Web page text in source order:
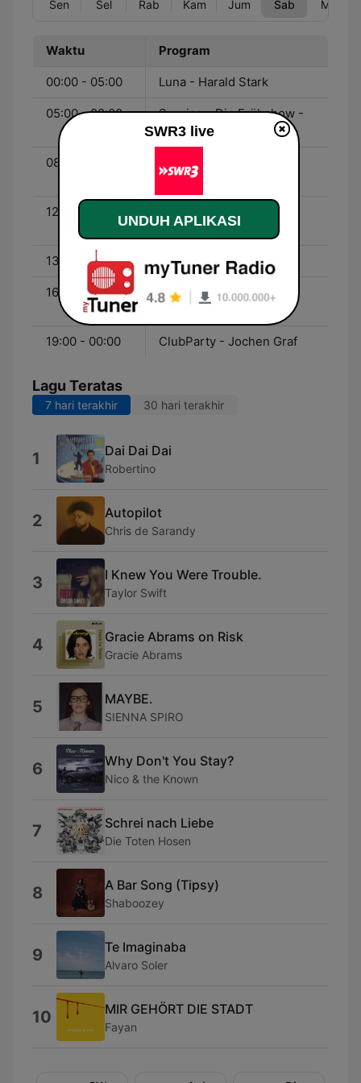
Sen Sel Rab Kam Jum Sab Min
Waktu Program
00:00 - 05:00 Luna - Harald Stark
05:00 - 08:00
Sunrise - Die Frühshow -
Anneta Politi
08:00 - 12:00
Die Vormittagsshow -
Kristian Thees
12:00 - 13:00
Topthemen am Mittag -
Stefanie Tücking
13:00 - 16:00 PopUp - Marcus Barsch
16:00 - 19:00
Die Wochenendshow -
19:00 - 00:00 ClubParty - Jochen Graf
Lagu Teratas
7 hari terakhir 30 hari terakhir
1 Dai Dai Dai
Robertino
2 Autopilot
Chris de Sarandy
3 I Knew You Were Trouble.
Taylor Swift
4 Gracie Abrams on Risk
Gracie Abrams
5 MAYBE.
SIENNA SPIRO
6 Why Don't You Stay?
Nico & the Known
7 Schrei nach Liebe
Die Toten Hosen
8 A Bar Song (Tipsy)
Shaboozey
9 Te Imaginaba
Alvaro Soler
10 MIR GEHÖRT DIE STADT
Fayan
SWR3 live
UNDUH APLIKASI